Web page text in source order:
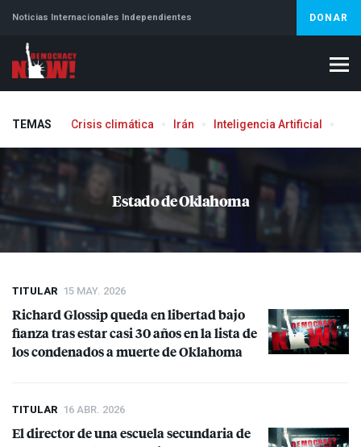
Noticias Internacionales Independientes DONAR
TEMAS Crisis climática Irán Inteligencia Artificial
Estado de Oklahoma
TITULAR 15 MAY. 2026
Richard Glossip queda en libertad bajo
fianza tras estar casi 30 años en la lista de
los condenados a muerte de Oklahoma
TITULAR 16 ABR. 2026
El director de una escuela secundaria de